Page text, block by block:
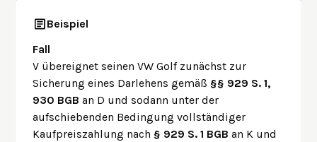
Beispiel
Fall
V übereignet seinen VW Golf zunächst zur
Sicherung eines Darlehens gemäß §§ 929 S. 1,
930 BGB an D und sodann unter der
aufschiebenden Bedingung vollständiger
Kaufpreiszahlung nach § 929 S. 1 BGB an K und